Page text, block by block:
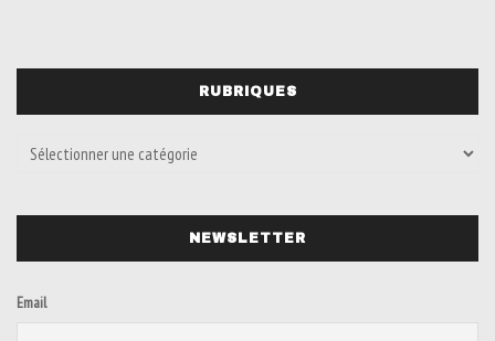
RUBRIQUES
NEWSLETTER
Email